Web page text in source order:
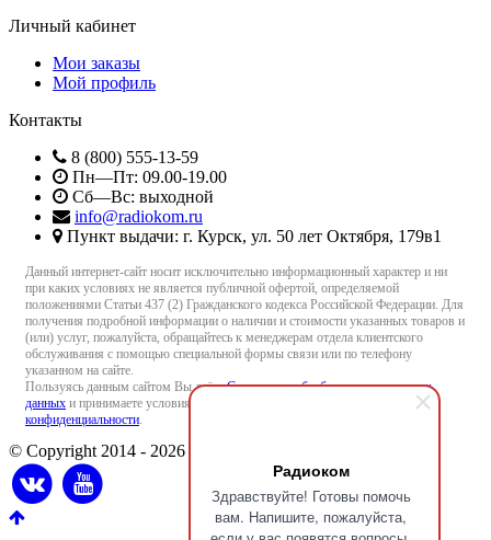
Радиоком
Здравствуйте! Готовы помочь
вам. Напишите, пожалуйста,
Личный кабинет
Мои заказы
Мой профиль
Контакты
8 (800) 555-13-59
Пн—Пт: 09.00-19.00
Сб—Вс: выходной
info@radiokom.ru
Пункт выдачи: г. Курск, ул. 50 лет Октября, 179в1
Данный интернет-сайт носит исключительно информационный характер и ни
при каких условиях не является публичной офертой, определяемой
положениями Статьи 437 (2) Гражданского кодекса Российской Федерации. Для
получения подробной информации о наличии и стоимости указанных товаров и
(или) услуг, пожалуйста, обращайтесь к менеджерам отдела клиентского
обслуживания с помощью специальной формы связи или по телефону
указанном на сайте.
Пользуясь данным сайтом Вы даётеСогласие на обработку персональных
данных и принимаете условия
Политики
конфиденциальности.
© Copyright 2014 - 2026 Radiokom.ru